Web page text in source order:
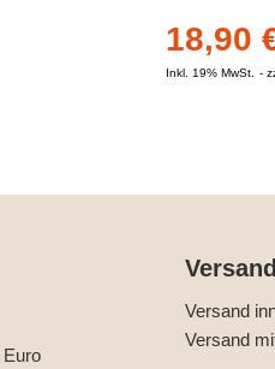
18,90
Inkl. 19% MwSt.
Euro
Versand
Versand
Versand